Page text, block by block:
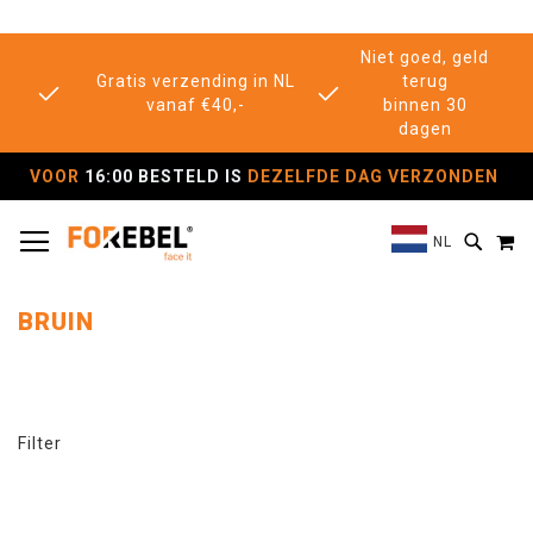
Gratis verzending in NL
vanaf €40,-
Niet goed, geld
terug
binnen 30
dagen
VOOR 16:00 BESTELD IS DEZELFDE DAG VERZONDEN
NL
BRUIN
Filter